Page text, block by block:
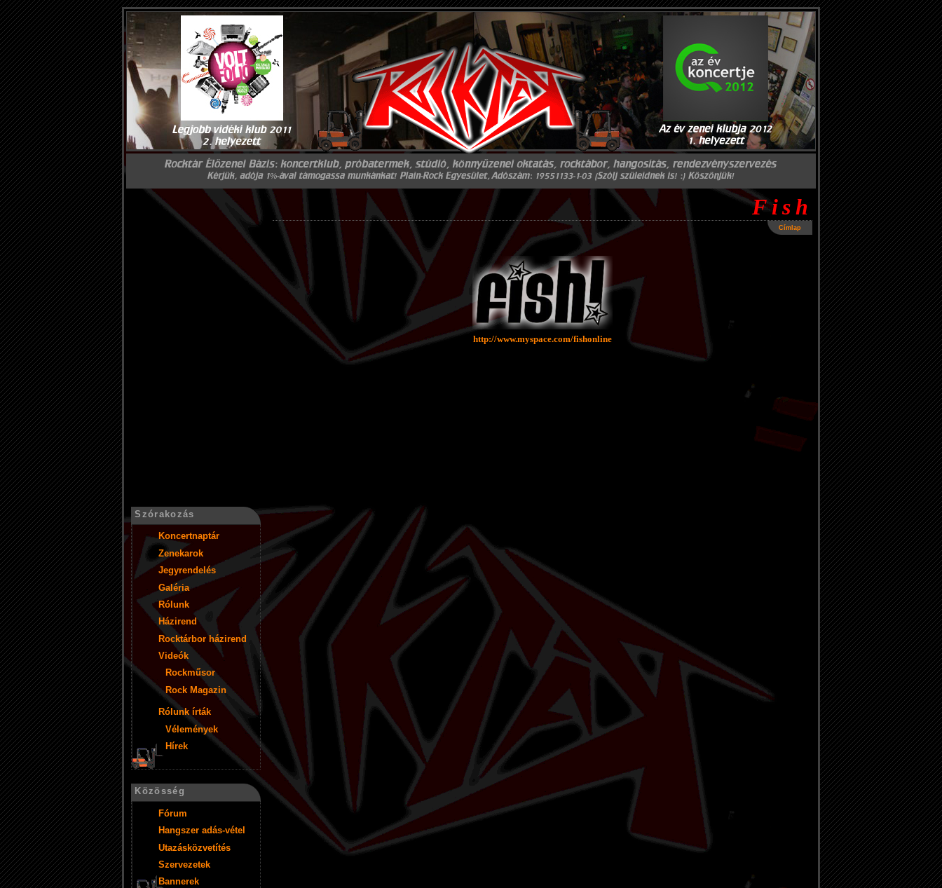
Fish
Címlap
http://www.myspace.com/fishonline
Szórakozás
Koncertnaptár
Zenekarok
Jegyrendelés
Galéria
Rólunk
Házirend
Rocktárbor házirend
Videók
Rockműsor
Rock Magazin
Rólunk írták
Vélemények
Hírek
Közösség
Fórum
Hangszer adás-vétel
Utazásközvetítés
Szervezetek
Bannerek